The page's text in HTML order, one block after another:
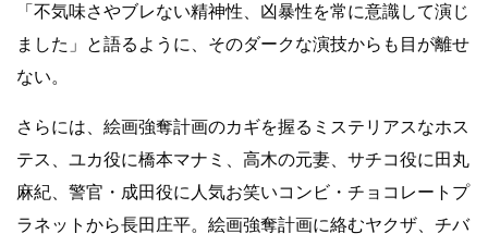
「不気味さやブレない精神性、凶暴性を常に意識して演じ
ました」と語るように、そのダークな演技からも目が離せ
ない。
さらには、絵画強奪計画のカギを握るミステリアスなホス
テス、ユカ役に橋本マナミ、高木の元妻、サチコ役に田丸
麻紀、警官・成田役に人気お笑いコンビ・チョコレートプ
ラネットから長田庄平。絵画強奪計画に絡むヤクザ、チバ